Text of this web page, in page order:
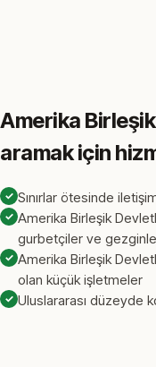
Amerika
aramak için
✓ Sınırlar ötesinde
✓ Amerika Birleşik
gurbetçiler ve
✓ Amerika Birleşik
olan küçük işletmeler
✓ Uluslararası düzeyde